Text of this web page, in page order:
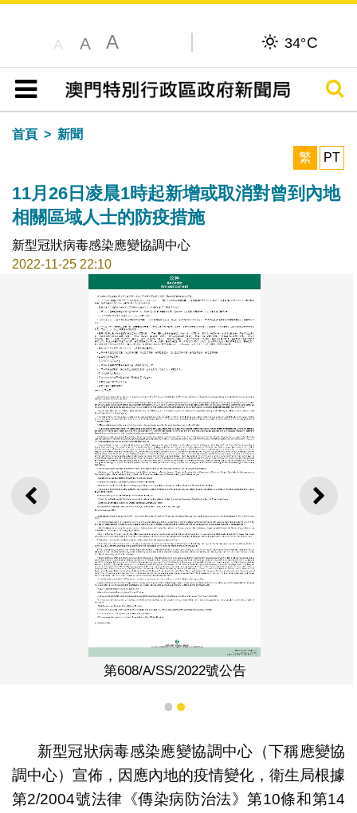
A A A 34°C
目錄
搜尋
首頁
新聞
繁
PT
11月26日凌晨1時起新增或取消對曾到內地
相關區域人士的防疫措施
新型冠狀病毒感染應變協調中心
2022-11-25 22:10
上一則 下一
第608/A/SS/2022號公告
1 2
新型冠狀病毒感染應變協調中心（下稱應變協
調中心）宣佈，因應內地的疫情變化，衛生局根據
第2/2004號法律《傳染病防治法》第10條和第14